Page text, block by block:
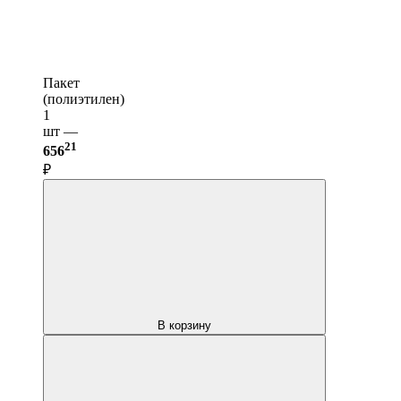
Пакет
(полиэтилен)
1
шт —
65621
₽
В корзину